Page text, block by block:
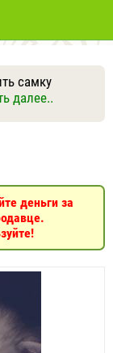
самку
далее..
вопрос
деньги за